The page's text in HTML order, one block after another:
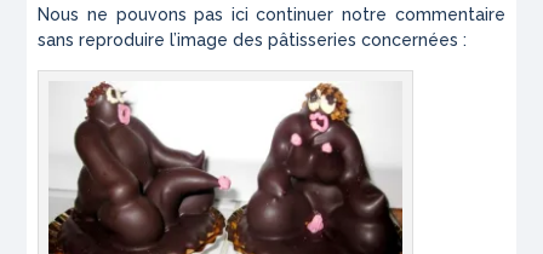
Nous ne pouvons pas ici continuer notre commentaire
sans reproduire l’image des pâtisseries concernées :